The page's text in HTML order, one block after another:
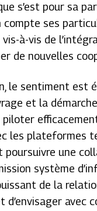
s’est pour sa
compte ses
à-vis de
de nouvelles
le sentiment est
et la
les plateformes
poursuivre une
système
de la
avec